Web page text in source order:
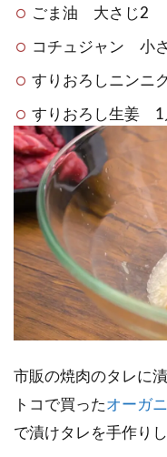
ごま油 大さじ2
コチュジャン 小
すりおろしニン
すりおろし生姜 1
市販の焼肉のタレに
トコで買ったオーガ
で漬けタレを手作りし